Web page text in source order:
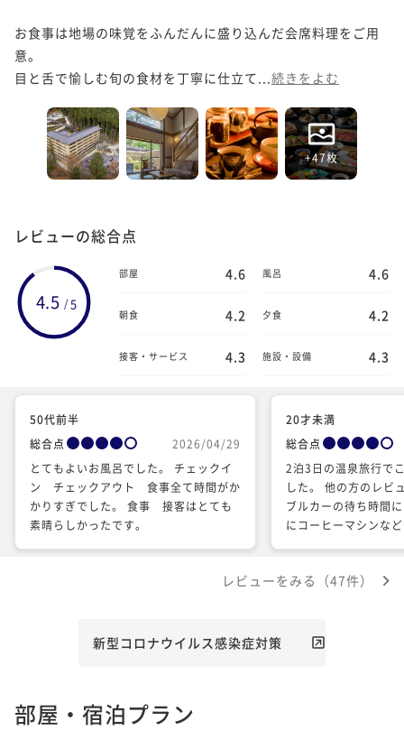
お食事は地場の味覚をふんだんに盛り込んだ会席料理をご用
意。
目と舌で愉しむ旬の食材を丁寧に仕立て... 続きをよむ
+47枚
レビューの総合点
4.5 / 5
部屋 4.6 風呂 4.6
朝食 4.2 夕食 4.2
接客・サービス 4.3 施設・設備 4.3
50代前半
総合点
2026/04/29
とてもよいお風呂でした。 チェックイ
ン チェックアウト 食事全て時間がか
かりすぎでした。 食事 接客はとても
素晴らしかったです。
20才未満
総合点
2泊3日の温泉旅行で
した。 他の方のレビ
ブルカーの待ち時間
にコーヒーマシンな
共立リゾートあるあ
るのはいささかおか
レビューをみる（47件）
新型コロナウイルス感染症対策
部屋・宿泊プラン